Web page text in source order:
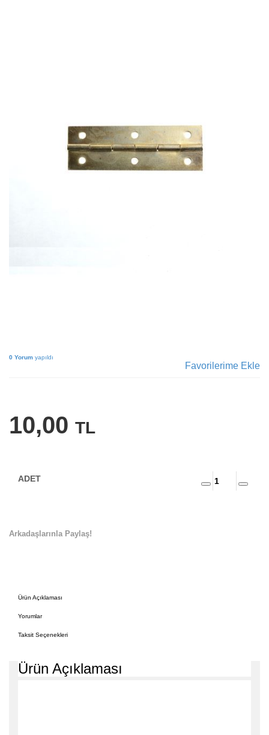
0 Yorum yapıldı
Favorilerime Ekle
10,00 TL
Arkadaşlarınla Paylaş!
Ürün Açıklaması
Yorumlar
Taksit Seçenekleri
Ürün Açıklaması